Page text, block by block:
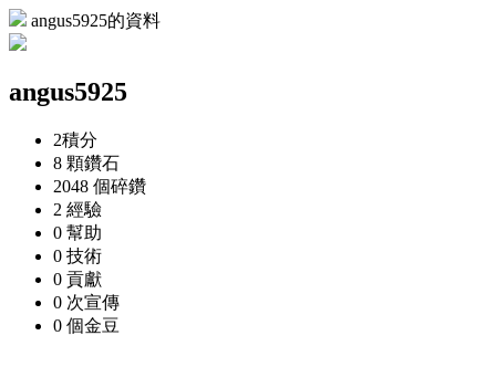
angus5925的資料
angus5925
2積分
8 顆鑽石
2048 個碎鑽
2 經驗
0 幫助
0 技術
0 貢獻
0 次宣傳
0 個金豆